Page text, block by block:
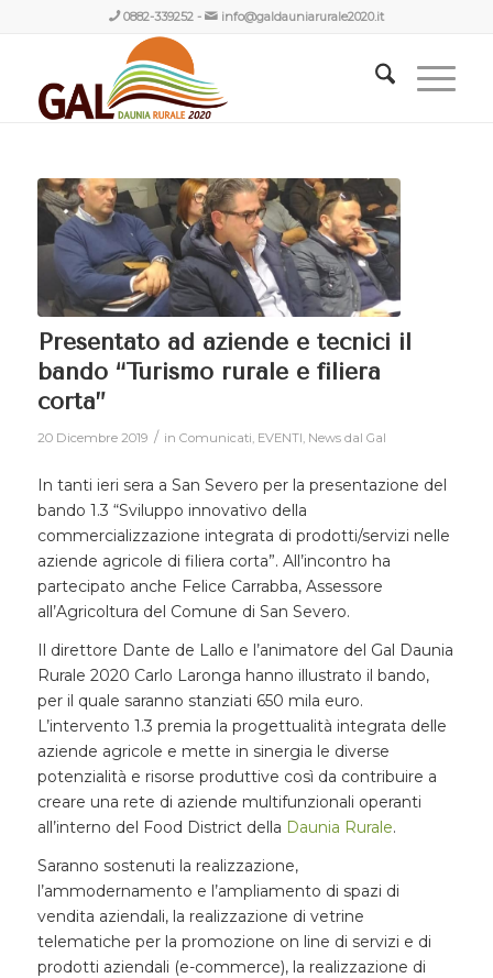
0882-339252- info@galdauniarurale2020.it
Presentato ad aziende e tecnici il
bando “Turismo rurale e filiera
corta”
20 Dicembre 2019 / in Comunicati, EVENTI, News dal Gal
In tanti ieri sera a San Severo per la presentazione del
bando 1.3 “Sviluppo innovativo della
commercializzazione integrata di prodotti/servizi nelle
aziende agricole di filiera corta”. All’incontro ha
partecipato anche Felice Carrabba, Assessore
all’Agricoltura del Comune di San Severo.
Il direttore Dante de Lallo e l’animatore del Gal Daunia
Rurale 2020 Carlo Laronga hanno illustrato il bando,
per il quale saranno stanziati 650 mila euro.
L’intervento 1.3 premia la progettualità integrata delle
aziende agricole e mette in sinergia le diverse
potenzialità e risorse produttive così da contribuire a
creare una rete di aziende multifunzionali operanti
all’interno del Food District della Daunia Rurale.
Saranno sostenuti la realizzazione,
l’ammodernamento e l’ampliamento di spazi di
vendita aziendali, la realizzazione di vetrine
telematiche per la promozione on line di servizi e di
prodotti aziendali (e-commerce), la realizzazione di